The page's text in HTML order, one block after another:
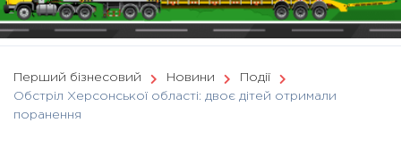
Перший бізнесовий Новини
Події
Обстріл Херсонської області: двоє дітей отримали
поранення